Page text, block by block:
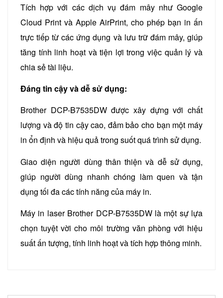
Tích hợp với các dịch vụ đám mây như Google
Cloud Print và Apple AirPrint, cho phép bạn in ấn
trực tiếp từ các ứng dụng và lưu trữ đám mây, giúp
tăng tính linh hoạt và tiện lợi trong việc quản lý và
chia sẻ tài liệu.
Đáng tin cậy và dễ sử dụng:
Brother DCP-B7535DW được xây dựng với chất
lượng và độ tin cậy cao, đảm bảo cho bạn một máy
in ổn định và hiệu quả trong suốt quá trình sử dụng.
Giao diện người dùng thân thiện và dễ sử dụng,
giúp người dùng nhanh chóng làm quen và tận
dụng tối đa các tính năng của máy in.
Máy in laser Brother DCP-B7535DW là một sự lựa
chọn tuyệt vời cho môi trường văn phòng với hiệu
suất ấn tượng, tính linh hoạt và tích hợp thông minh.